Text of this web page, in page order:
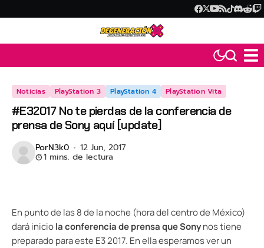
Noticias PlayStation 3 PlayStation 4 PlayStation Vita
#E32017 No te pierdas de la conferencia de
prensa de Sony aquí [update]
PorN3k0 12 Jun, 2017
1 mins. de lectura
En punto de las 8 de la noche (hora del centro de México)
dará iniciola conferencia de prensa que Sonynos tiene
preparado para este E3 2017. En ella esperamos ver un